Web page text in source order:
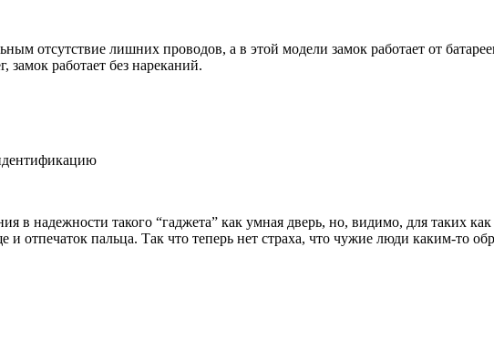
отсутствие лишних проводов, а в этой модели замок работает от
замок работает без нареканий.
в надежности такого “гаджета” как умная дверь, но, видимо, для таких
отпечаток пальца. Так что теперь нет страха, что чужие люди каким-то